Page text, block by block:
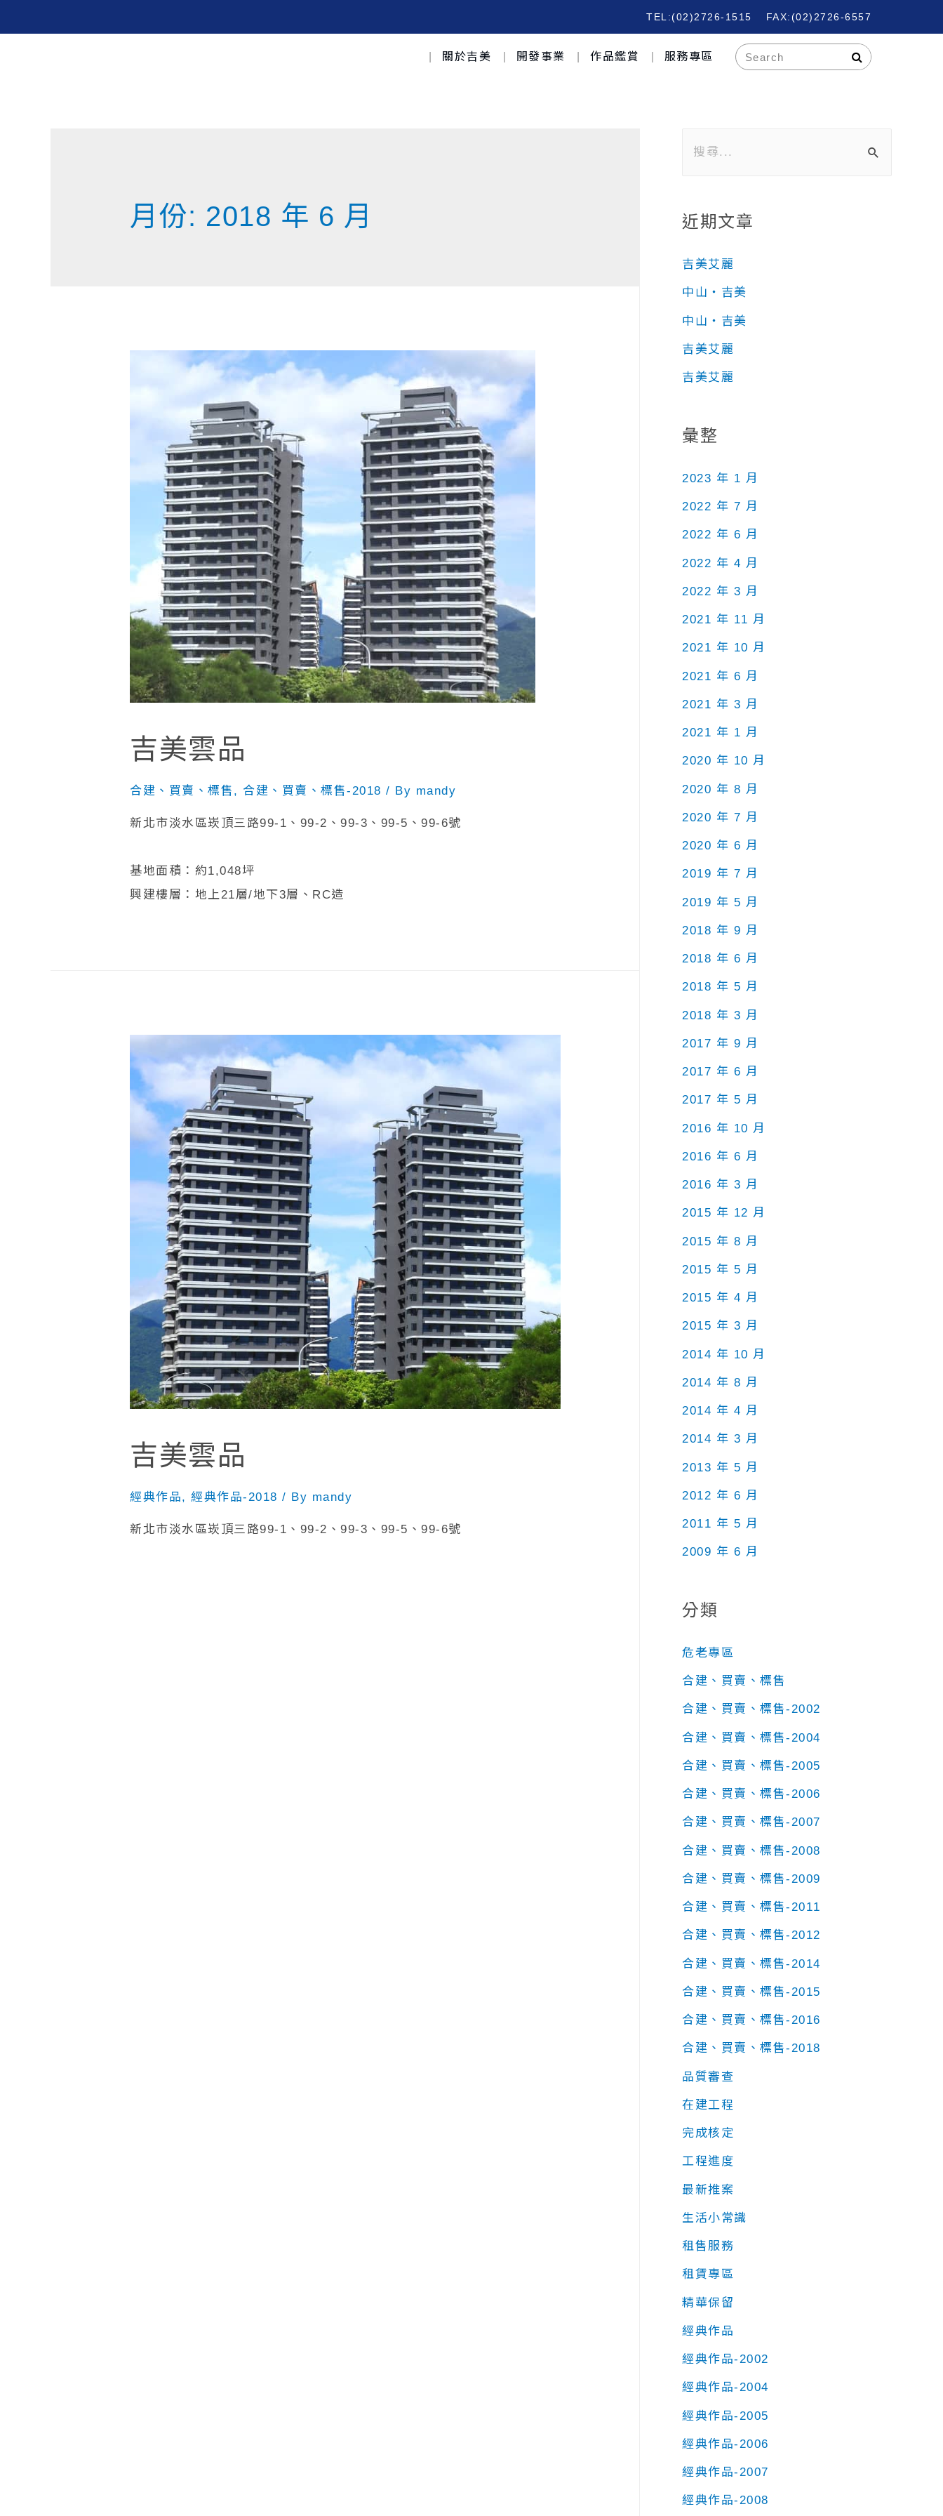
TEL:(02)2726-1515 FAX:(02)2726-6557
關於吉美 開發事業 作品鑑賞 服務專區
月份: 2018 年 6 月
吉美雲品
合建、買賣、標售 , 合建、買賣、標售-2018 / By mandy
新北市淡水區崁頂三路99-1、99-2、99-3、99-5、99-6號
基地面積：約1,048坪
興建樓層：地上21層/地下3層、RC造
吉美雲品
經典作品,經典作品-2018 / By mandy
新北市淡水區崁頂三路99-1、99-2、99-3、99-5、99-6號
近期文章
吉美艾麗
中山‧吉美
中山‧吉美
吉美艾麗
吉美艾麗
彙整
2023 年 1 月
2022 年 7 月
2022 年 6 月
2022 年 4 月
2022 年 3 月
2021 年 11 月
2021 年 10 月
2021 年 6 月
2021 年 3 月
2021 年 1 月
2020 年 10 月
2020 年 8 月
2020 年 7 月
2020 年 6 月
2019 年 7 月
2019 年 5 月
2018 年 9 月
2018 年 6 月
2018 年 5 月
2018 年 3 月
2017 年 9 月
2017 年 6 月
2017 年 5 月
2016 年 10 月
2016 年 6 月
2016 年 3 月
2015 年 12 月
2015 年 8 月
2015 年 5 月
2015 年 4 月
2015 年 3 月
2014 年 10 月
2014 年 8 月
2014 年 4 月
2014 年 3 月
2013 年 5 月
2012 年 6 月
2011 年 5 月
2009 年 6 月
分類
危老專區
合建、買賣、標售
合建、買賣、標售-2002
合建、買賣、標售-2004
合建、買賣、標售-2005
合建、買賣、標售-2006
合建、買賣、標售-2007
合建、買賣、標售-2008
合建、買賣、標售-2009
合建、買賣、標售-2011
合建、買賣、標售-2012
合建、買賣、標售-2014
合建、買賣、標售-2015
合建、買賣、標售-2016
合建、買賣、標售-2018
品質審查
在建工程
完成核定
工程進度
最新推案
生活小常識
租售服務
租賃專區
精華保留
經典作品
經典作品-2002
經典作品-2004
經典作品-2005
經典作品-2006
經典作品-2007
經典作品-2008